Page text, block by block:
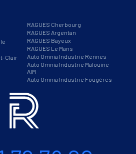
Clair
RAGUES Cherbourg
RAGUES Argentan
RAGUES Bayeux
RAGUES Le Mans
Auto Omnia Industrie Rennes
Auto Omnia Industrie Malouine
AIM
Auto Omnia Industrie Fougères